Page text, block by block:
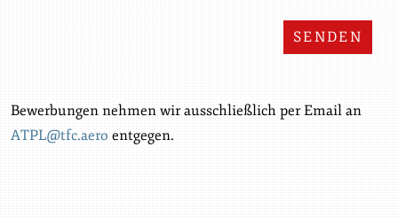
Bewerbungen nehmen wir ausschließlich per Email an
ATPL@tfc.aero entgegen.